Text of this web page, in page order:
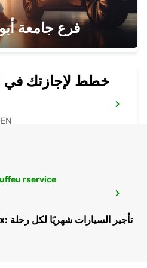
فرع جامعة
خطط لإجازتك في
rservice
Europcar Flex: تأجير السيارات شهريًا لكل رحلة